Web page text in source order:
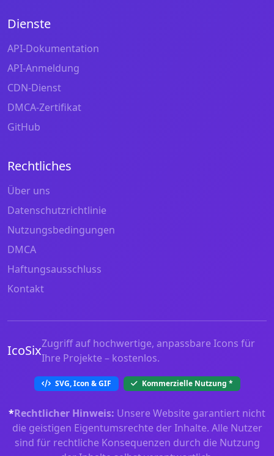
Dienste
API-Dokumentation
API-Anmeldung
CDN-Dienst
DMCA-Zertifikat
GitHub
Rechtliches
Über uns
Datenschutzrichtlinie
Nutzungsbedingungen
DMCA
Haftungsausschluss
Kontakt
IcoSixZugriff auf hochwertige, anpassbare Icons für
Ihre Projekte – kostenlos.
SVG, Icon & GIF Kommerzielle Nutzung *
*Rechtlicher Hinweis: Unsere Website garantiert nicht
die geistigen Eigentumsrechte der Inhalte. Alle Nutzer
sind für rechtliche Konsequenzen durch die Nutzung